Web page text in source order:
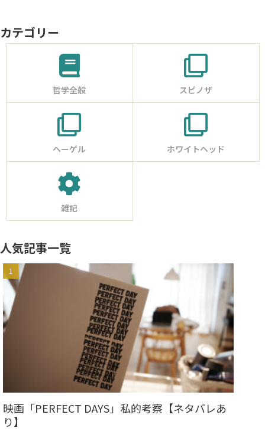
カテゴリー
哲学全般 スピノザ
ヘーゲル ホワイトヘッド
雑記
人気記事一覧
映画「PERFECT DAYS」私的考察【ネタバレあ
り】